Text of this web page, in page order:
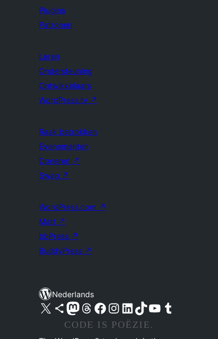
Plugins
Patronen
Leren
Ondersteuning
Ontwikkelaars
WordPress.tv ↗
Raak betrokken
Evenementen
Doneren ↗
Swag ↗
WordPress.com ↗
Matt ↗
bbPress ↗
BuddyPress ↗
Nederlands
Bezoek ons X (voorheen Twitter) account
Bezoek ons Bluesky account
Bezoek ons Mastodon account
Bezoek ons Threads account
Onze Facebook pagina bezoeken
Bezoek ons Instagram account
Bezoek ons LinkedIn account
Bezoek ons TikTok account
Bezoek ons YouTube kanaalBezoek ons Tumblr account
CODE IS POËZIE.